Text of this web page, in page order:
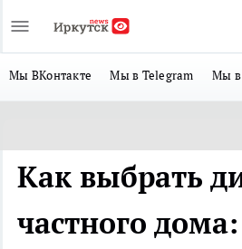
Мы ВКонтакте Мы в Telegram Мы в
Как выбрать
частного дома: